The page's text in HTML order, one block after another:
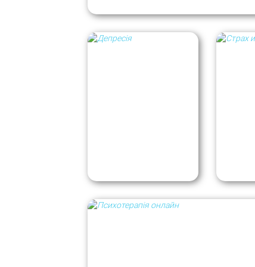
Время
Завершение
Вы имеете право
Со своей стороны